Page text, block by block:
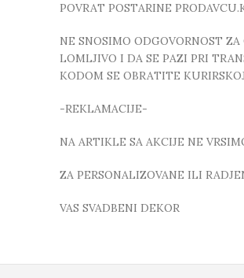
POVRAT POSTARINE
NE SNOSIMO ODGOVORNOST
LOMLJIVO I DA SE PAZI PRI
KODOM SE OBRATITE
-REKLAMACIJE-
NA ARTIKLE SA AKCIJE NE
ZA PERSONALIZOVANE ILI
VAS SVADBENI DEKOR